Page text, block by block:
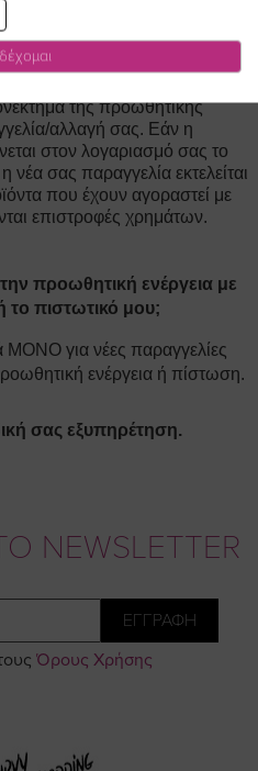
σε προϊόντα που αγοράστηκαν
το ποσό που έχετε
είναι σε ισχύ και η
της προωθητικής
αλλαγή σας. Εάν η
στον λογαριασμό σας το
σας παραγγελία εκτελείται
που έχουν αγοραστεί με
επιστροφές χρημάτων.
προωθητική ενέργεια με
το πιστωτικό μου;
ΜΟΝΟ για νέες παραγγελίες
ενέργεια ή πίστωση.
σας εξυπηρέτηση.
NEWSLETTER
ΕΓΓΡΑΦΗ
Όρους Χρήσης